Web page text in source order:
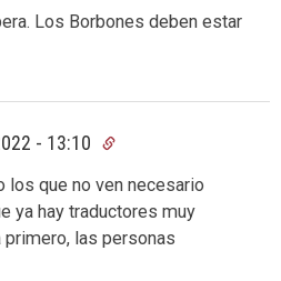
Los Borbones deben estar
- 13:10
los que no ven necesario
ya hay traductores muy
las personas